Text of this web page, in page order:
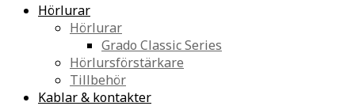
Hörlurar
Hörlurar
Grado Classic Series
Hörlursförstärkare
Tillbehör
Kablar & kontakter